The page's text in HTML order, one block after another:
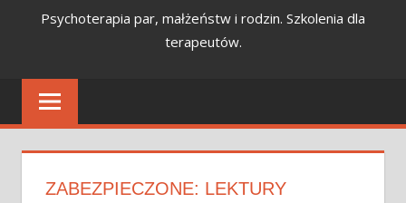
Psychoterapia par, małżeństw i rodzin. Szkolenia dla
terapeutów.
ZABEZPIECZONE: LEKTURY